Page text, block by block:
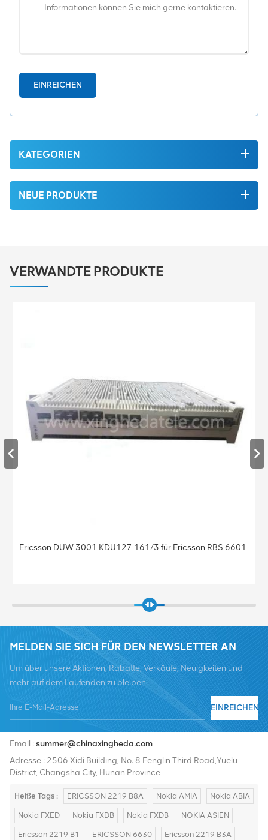
EINREICHEN
KATEGORIEN
NEUE PRODUKTE
VERWANDTE PRODUKTE
Ericsson DUW 3001 KDU127 161/3 für Ericsson RBS 6601
MELDEN SIE SICH FÜR DEN NEWSLETTER AN
Um über unsere Aktionen, Rabatte, Verkäufe, Neuigkeiten und
mehr auf dem Laufenden zu bleiben.
EINREICHEN
Email :summer@chinaxingheda.com
Adresse : 2506 Xidi Building, No. 8 Fenglin Third Road,Yuelu
District, Changsha City, Hunan Province
Heiße Tags : ERICSSON 2219 B8A Nokia AMIA Nokia ABIA
Nokia FXED Nokia FXDB Nokia FXDB NOKIA ASIEN
Ericsson 2219 B1 ERICSSON 6630 Ericsson 2219 B3A